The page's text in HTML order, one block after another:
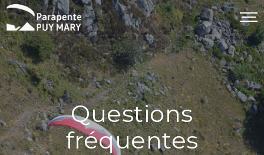
Questions
fréquentes